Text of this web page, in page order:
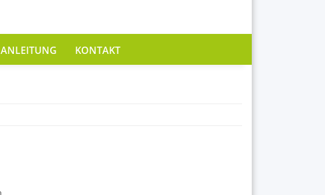
ANLEITUNG KONTAKT